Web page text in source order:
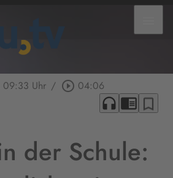
09:33 Uhr / play_circle_outline 04:06
headphones chrome_reader_mode bookmark_border
der Schule: